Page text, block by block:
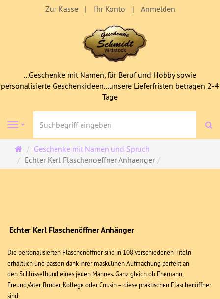
Zur Kasse Ihr Konto Anmelden
...Geschenke mit Namen, für Beruf und Hobby sowie
personalisierte Geschenkideen...unsere Lieferfristen betragen 2-4
Tage
Navigation
Startseite
Geschenke mit Namen und Spruch
Echter Kerl Flaschenoeffner Anhaenger
Echter Kerl Flaschenöffner Anhänger
Die personalisierten Flaschenöffner sind in 108 verschiedenen Titeln
erhältlich und passen dank ihrer maskulinen Aufmachung perfekt an
den Schlüsselbund eines jeden Mannes. Ganz gleich ob Ehemann,
Freund,Vater, Bruder, Kollege oder Cousin – diese praktischen Flaschenöffner
sind